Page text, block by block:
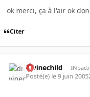
ok merci, ça à l'air ok
Citer
divinechild
Posté(e) le 9 juin 2005